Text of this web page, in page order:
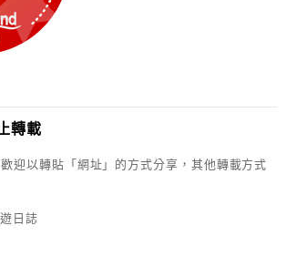
轉載
迎以轉貼「網址」的方式分享，其他轉載方式
日誌